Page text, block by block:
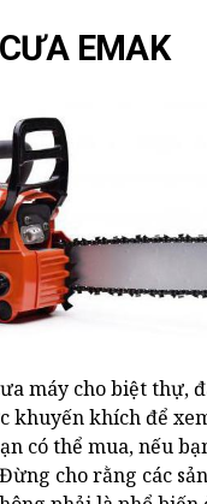
EMAK
máy cho biệt thự,
khuyến khích để
có thể mua, nếu
cho rằng các